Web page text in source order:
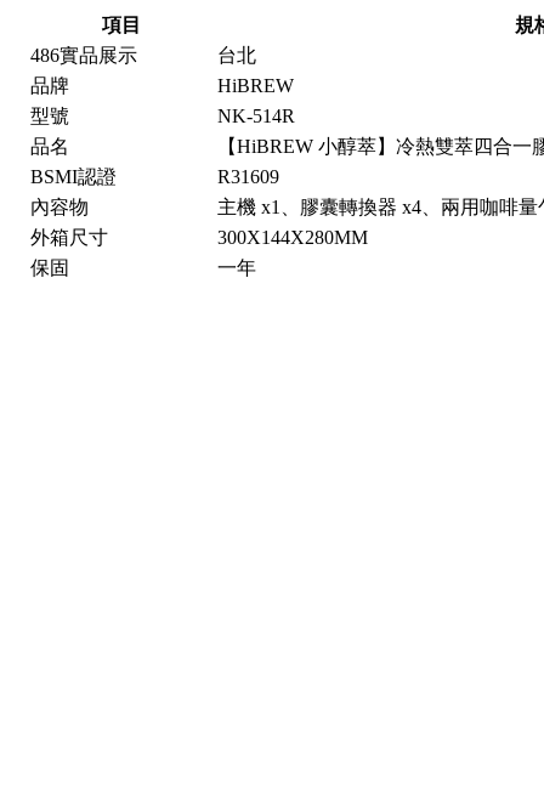
項目
規
486實品展示
台北
品牌
HiBREW
型號
NK-514R
品名
【HiBREW 小醇萃】冷熱雙萃四合
BSMI認證
R31609
內容物
主機 x1、膠囊轉換器 x4、兩用咖啡
外箱尺寸
300X144X280MM
保固
一年